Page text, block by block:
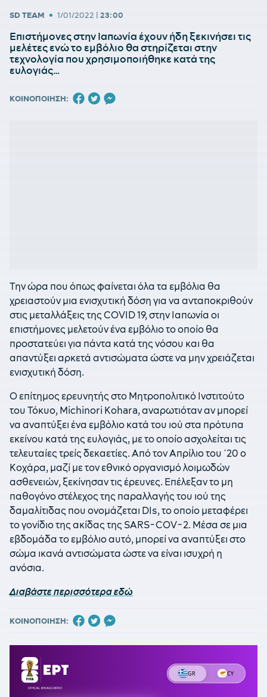
SD TEAM • 1/01/2022 | 23:00
Επιστήμονες στην Ιαπωνία έχουν ήδη ξεκινήσει τις
μελέτες ενώ το εμβόλιο θα στηρίζεται στην
τεχνολογία που χρησιμοποιήθηκε κατά της
ευλογιάς…
ΚΟΙΝΟΠΟΙΗΣΗ:
Την ώρα που όπως φαίνεται όλα τα εμβόλια θα
χρειαστούν μια ενισχυτική δόση για να ανταποκριθούν
στις μεταλλάξεις της COVID 19, στην Ιαπωνία οι
επιστήμονες μελετούν ένα εμβόλιο το οποίο θα
προστατεύει για πάντα κατά της νόσου και θα
απαντύξει αρκετά αντισώματα ώστε να μην χρειάζεται
ενισχυτική δόση.
Ο επίτημος ερευνητής στο Μητροπολιτικό Ινστιτούτο
του Τόκυο, Michinori Kohara, αναρωτιόταν αν μπορεί
να αναπτύξει ένα εμβόλιο κατά του ιού στα πρότυπα
εκείνου κατά της ευλογιάς, με το οποίο ασχολείται τις
τελευταίες τρείς δεκαετίες. Από τον Απρίλιο του ΄20 ο
Κοχάρα, μαζί με τον εθνικό οργανισμό λοιμωδών
ασθενειών, ξεκίνησαν τις έρευνες. Επέλεξαν το μη
παθογόνο στέλεχος της παραλλαγής του ιού της
δαμαλίτιδας που ονομάζεται DIs, το οποίο μεταφέρει
το γονίδιο της ακίδας της SARS-COV-2. Μέσα σε μια
εβδομάδα το εμβόλιο αυτό, μπορεί να αναπτύξει στο
σώμα ικανά αντισώματα ώστε να είναι ισυχρή η
ανόσια.
Διαβάστε περισσότερα εδώ
ΚΟΙΝΟΠΟΙΗΣΗ: